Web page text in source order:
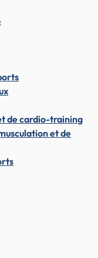
de cardio-training
et de